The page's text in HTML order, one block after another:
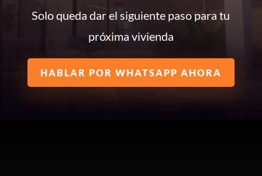
Solo queda dar el siguiente paso para tu
próxima vivienda
HABLAR POR WHATSAPP AHORA